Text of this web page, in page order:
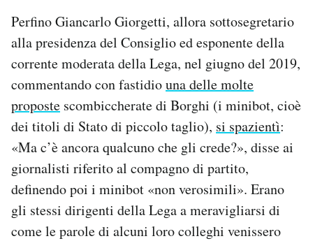
Perfino Giancarlo Giorgetti, allora sottosegretario
alla presidenza del Consiglio ed esponente della
corrente moderata della Lega, nel giugno del 2019,
commentando con fastidiouna delle molte
proposte scombiccherate di Borghi (i minibot, cioè
dei titoli di Stato di piccolo taglio), si spazientì:
«Ma c’è ancora qualcuno che gli crede?», disse ai
giornalisti riferito al compagno di partito,
definendo poi i minibot «non verosimili». Erano
gli stessi dirigenti della Lega a meravigliarsi di
come le parole di alcuni loro colleghi venissero